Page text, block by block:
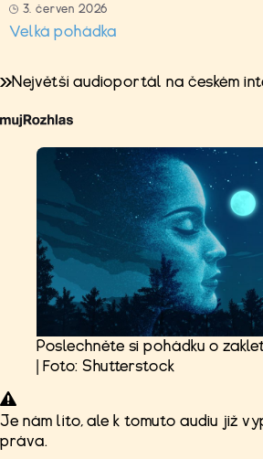
3. červen 2026
Velká pohádka
Největší audioportál na českém
Poslechněte si pohádku o
| Foto: Shutterstock
Je nám líto, ale k tomuto audiu již
práva.